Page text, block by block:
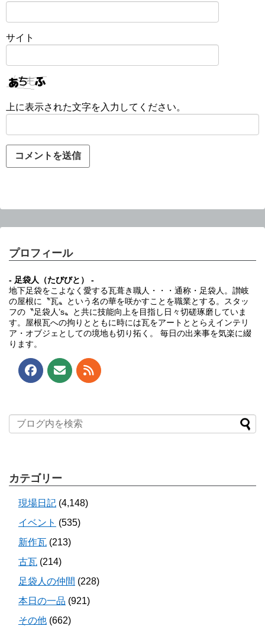
サイト
上に表示された文字を入力してください。
プロフィール
- 足袋人（たびびと） -
地下足袋をこよなく愛する瓦葺き職人・・・通称・足袋人。讃岐
の屋根に〝瓦〟という名の華を咲かすことを職業とする。スタッ
フの〝足袋人’s〟と共に技能向上を目指し日々切磋琢磨していま
す。屋根瓦への拘りとともに時には瓦をアートととらえインテリ
ア・オブジェとしての境地も切り拓く。 毎日の出来事を気楽に綴
ります。
カテゴリー
現場日記 (4,148)
イベント (535)
新作瓦 (213)
古瓦 (214)
足袋人の仲間 (228)
本日の一品 (921)
その他 (662)